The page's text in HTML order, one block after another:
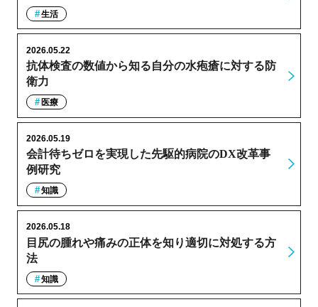
生活
抗体検査の数値から知る自分の水疱瘡に対する防
衛力
2026.05.22
医療
会計待ちゼロを実現した先駆的病院のDX改革事
例研究
2026.05.19
知識
目尻の腫れや痛みの正体を知り適切に対処する方
法
2026.05.18
知識